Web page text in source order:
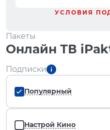
УСЛОВИЯ
Пакеты
Онлайн ТВ
Подписки
Популярный
Настрой Кино